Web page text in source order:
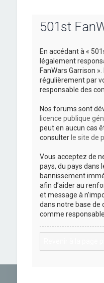
501st
En accédant à «
légalement
FanWars Garrison
régulièrement par
responsable des
Nos forums sont
licence publique
peut en aucun cas
consulter le site de
Vous acceptez de
pays, du pays dans
bannissement
afin d’aider au
et message à
dans notre base de
comme